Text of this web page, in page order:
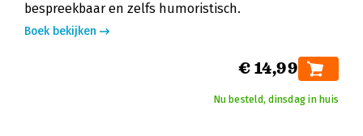
bespreekbaar en zelfs humoristisch.
Boek bekijken
€ 14,99
Nu besteld, dinsdag in huis